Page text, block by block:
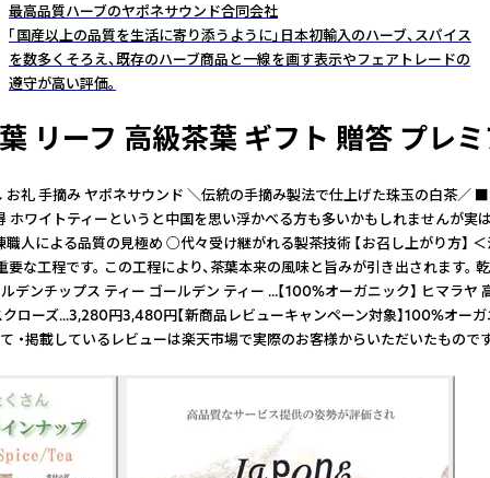
最高品質ハーブのヤポネサウンド合同会社
「国産以上の品質を生活に寄り添うように」日本初輸入のハーブ、スパイス
を数多くそろえ、既存のハーブ商品と一線を画す表示やフェアトレードの
遵守が高い評価。
フ 高級茶葉 ギフト 贈答 プレ
手摘み ヤポネサウンド ＼伝統の手摘み製法で仕上げた珠玉の
ティーというと中国を思い浮かべる方も多いかもしれませんが
質の見極め ○代々受け継がれる製茶技術 【お召し上がり方】
程です。 この工程により、茶葉本来の風味と旨みが引き出され
チップス ティー ゴールデン ティー ...【100%オーガニック】
ローズ...3,280円3,480円【新商品レビューキャンペーン対象
しているレビューは楽天市場で実際のお客様からいただいたも